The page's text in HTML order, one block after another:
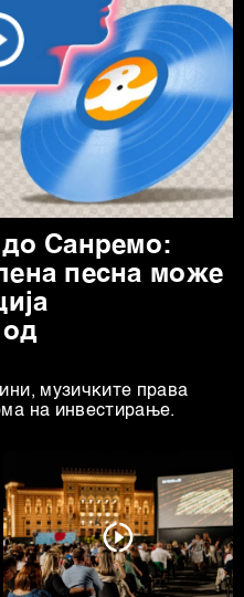
Санремо:
песна може
музичките права
на инвестирање.